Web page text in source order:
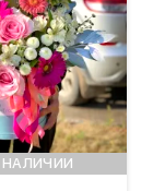
НАЛИЧИИ